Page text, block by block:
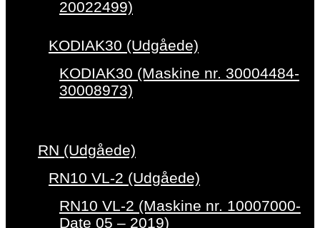
20022499)
KODIAK30 (Udgåede)
KODIAK30 (Maskine nr. 30004484-
30008973)
RN (Udgåede)
RN10 VL-2 (Udgåede)
RN10 VL-2 (Maskine nr. 10007000-
Date 05 – 2019)